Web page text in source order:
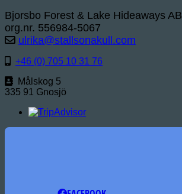
Bjorsbo Forest & Lake Hideaways AB
org.nr. 556984-5067
ulrika@stallsonakull.com
+46 (0) 705 10 31 76
Målskog 5
335 91 Gnosjö